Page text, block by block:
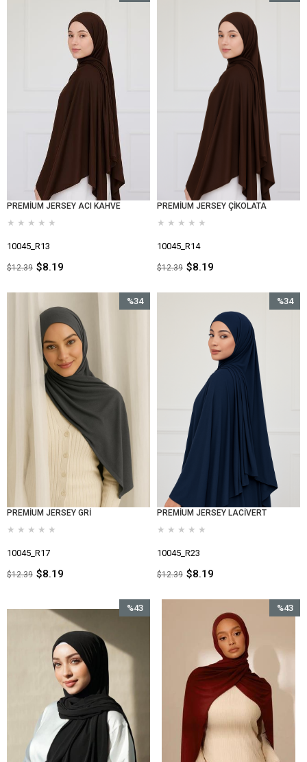
PREMİUM JERSEY ACI KAHVE
★ ★ ★ ★ ★
10045_R13
$8.19
$12.39
PREMİUM JERSEY ÇİKOLATA
★ ★ ★ ★ ★
10045_R14
$8.19
$12.39
PREMİUM JERSEY GRİ
★ ★ ★ ★ ★
10045_R17
$8.19
$12.39
%34
PREMİUM JERSEY LACİVERT
★ ★ ★ ★ ★
10045_R23
$8.19
$12.39
%34
%43
%43